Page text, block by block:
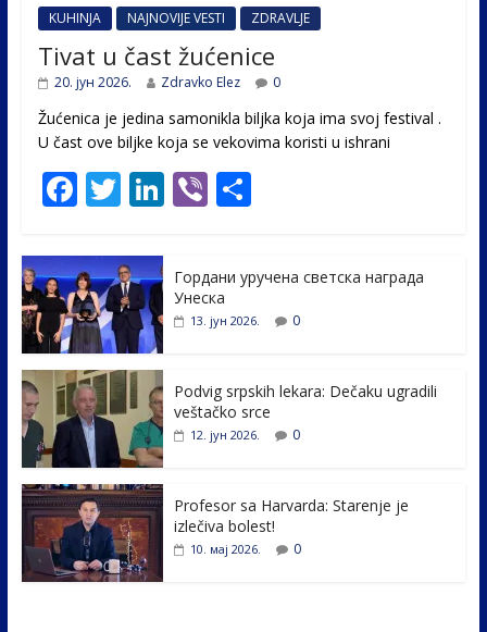
KUHINJA NAJNOVIJE VESTI ZDRAVLJE
Tivat u čast žućenice
20. јун 2026. Zdravko Elez 0
Žućenica je jedina samonikla biljka koja ima svoj festival .
U čast ovе biljke koja se vekovima koristi u ishrani
F
e
b
o
o
k
T
itt
er
Li
e
dI
Vi S
e
Гордани уручена светска награда
Унеска
13. јун 2026. 0
Podvig srpskih lekara: Dečaku ugradili
veštačko srce
12. јун 2026. 0
Profesor sa Harvarda: Starenje je
izlečiva bolest!
10. мај 2026. 0